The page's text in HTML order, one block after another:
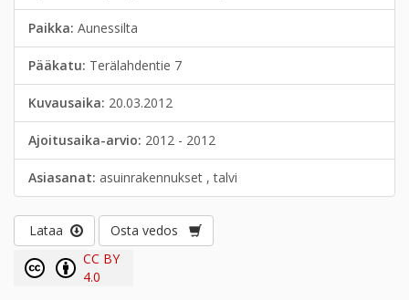
Paikka: Aunessilta
Pääkatu: Terälahdentie 7
Kuvausaika: 20.03.2012
Ajoitusaika-arvio: 2012 - 2012
Asiasanat: asuinrakennukset , talvi
Lataa
Osta vedos
CC BY
4.0